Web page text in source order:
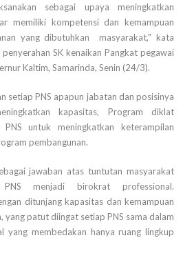
sebagai upaya meningkatkan
memiliki kompetensi dan kemampuan
yang dibutuhkan
masyarakat," kata
SK kenaikan Pangkat pegawai
Kaltim, Samarinda, Senin (24/3).
setiap PNS apapun jabatan dan posisinya
kapasitas, Program diklat
untuk meningkatkan keterampilan
pembangunan.
jawaban atas tuntutan masyarakat
PNS menjadi birokrat professional.
ditunjang kapasitas dan kemampuan
yang patut diingat setiap PNS sama dalam
yang membedakan hanya ruang lingkup